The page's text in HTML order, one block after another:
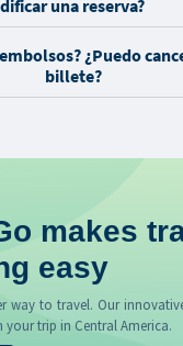
una reserva?
¿Puedo
billete?
makes
easy
way to travel. Our
your trip in Central America.